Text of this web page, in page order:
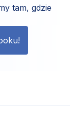
tam, gdzie